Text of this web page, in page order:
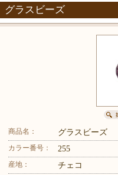
グラスビーズ
商品名： グラスビーズ
カラー番号： 255
産地：
チェコ